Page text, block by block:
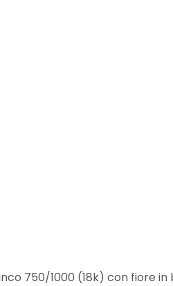
750/1000 (18k) con fiore in